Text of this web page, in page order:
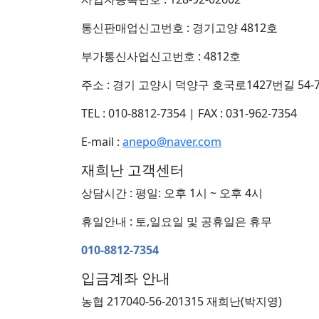
통신판매업신고번호 : 경기고양 4812호
부가통신사업신고번호 : 4812호
주소 : 경기 고양시 덕양구 호국로1427번길 54-
TEL : 010-8812-7354 | FAX : 031-962-7354
E-mail : anepo@naver.com
재희난 고객센터
상담시간 : 평일: 오후 1시 ~ 오후 4시
휴일안내 : 토,일요일 및 공휴일은 휴무
010-8812-7354
입금계좌 안내
농협 217040-56-201315 재희난(박지영)